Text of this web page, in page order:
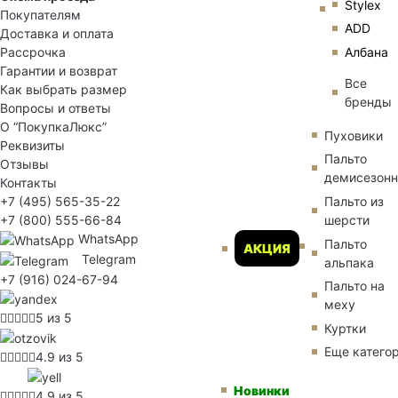
Stylex
ADD
Албана
Все
бренды
АКЦИЯ
Пуховики
Пальто
Пальто из
шерсти
Пальто
альпака
Пальто на
меху
Куртки
Еще
Новинки
Покупателям
Доставка и оплата
Рассрочка
Гарантии и возврат
Как выбрать размер
Вопросы и ответы
О “ПокупкаЛюкс”
Реквизиты
Отзывы
Контакты
+7 (495) 565-35-22
+7 (800) 555-66-84
WhatsApp
Telegram
+7 (916) 024-67-94
5 из 5
4.9 из 5